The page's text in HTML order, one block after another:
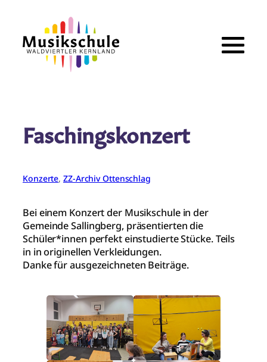
springen
Faschingskonzert
Konzerte, ZZ-Archiv Ottenschlag
Bei einem Konzert der Musikschule in der
Gemeinde Sallingberg, präsentierten die
Schüler*innen perfekt einstudierte Stücke. Teils
in in originellen Verkleidungen.
Danke für ausgezeichneten Beiträge.